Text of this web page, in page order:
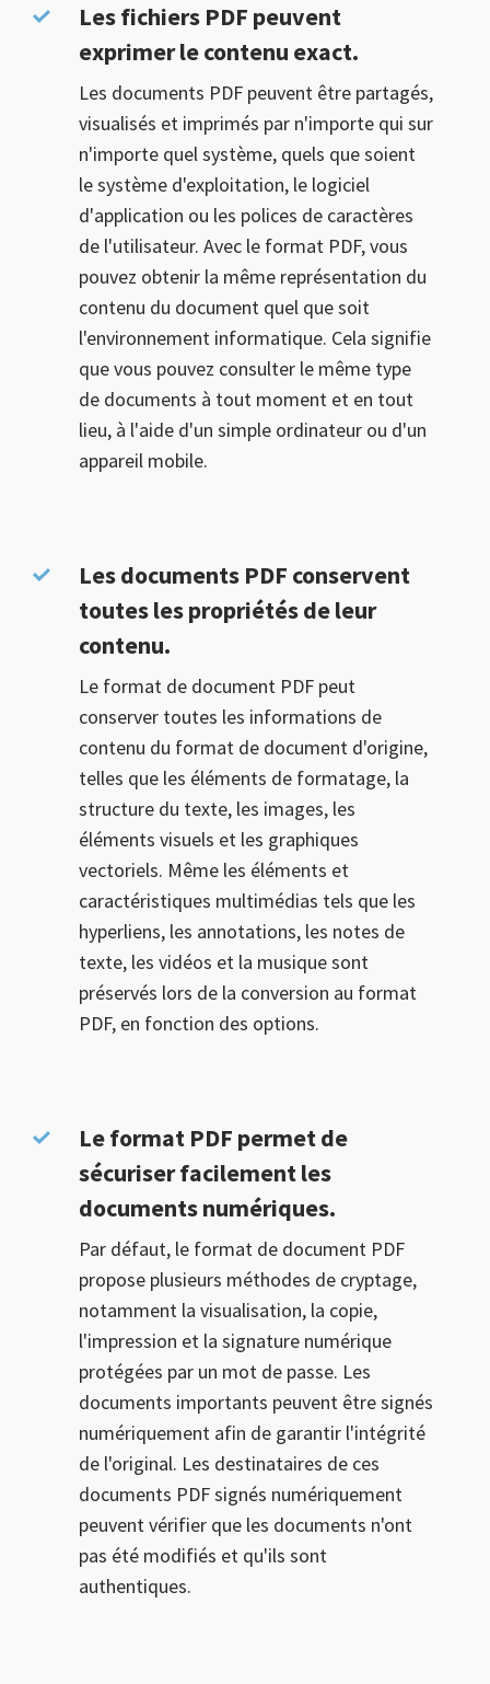
Les fichiers PDF peuvent
exprimer le contenu exact.
Les documents PDF peuvent être partagés,
visualisés et imprimés par n'importe qui sur
n'importe quel système, quels que soient
le système d'exploitation, le logiciel
d'application ou les polices de caractères
de l'utilisateur. Avec le format PDF, vous
pouvez obtenir la même représentation du
contenu du document quel que soit
l'environnement informatique. Cela signifie
que vous pouvez consulter le même type
de documents à tout moment et en tout
lieu, à l'aide d'un simple ordinateur ou d'un
appareil mobile.
Les documents PDF conservent
toutes les propriétés de leur
contenu.
Le format de document PDF peut
conserver toutes les informations de
contenu du format de document d'origine,
telles que les éléments de formatage, la
structure du texte, les images, les
éléments visuels et les graphiques
vectoriels. Même les éléments et
caractéristiques multimédias tels que les
hyperliens, les annotations, les notes de
texte, les vidéos et la musique sont
préservés lors de la conversion au format
PDF, en fonction des options.
Le format PDF permet de
sécuriser facilement les
documents numériques.
Par défaut, le format de document PDF
propose plusieurs méthodes de cryptage,
notamment la visualisation, la copie,
l'impression et la signature numérique
protégées par un mot de passe. Les
documents importants peuvent être signés
numériquement afin de garantir l'intégrité
de l'original. Les destinataires de ces
documents PDF signés numériquement
peuvent vérifier que les documents n'ont
pas été modifiés et qu'ils sont
authentiques.